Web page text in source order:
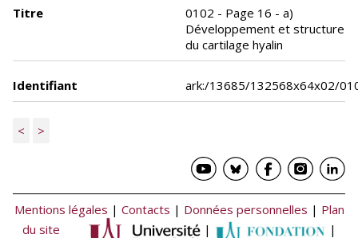
Titre
0102 - Page 16 - a)
Développement et structure
du cartilage hyalin
Identifiant ark:/13685/132568x64x02/
< >
Mentions légales | Contacts | Données personnelles | Plan
du site
| |